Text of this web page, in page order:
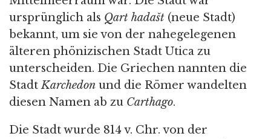
ursprünglich als Qart hadašt (neue Stadt)
bekannt, um sie von der nahegelegenen
älteren phönizischen Stadt Utica zu
unterscheiden. Die Griechen nannten die
StadtKarchedon und die Römer wandelten
diesen Namen ab zu Carthago.
Die Stadt wurde 814 v. Chr. von der